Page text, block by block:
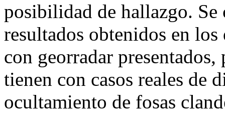
posibilidad de hallazgo. Se
resultados obtenidos en
con georradar
tienen con casos reales de
ocultamiento de fosas